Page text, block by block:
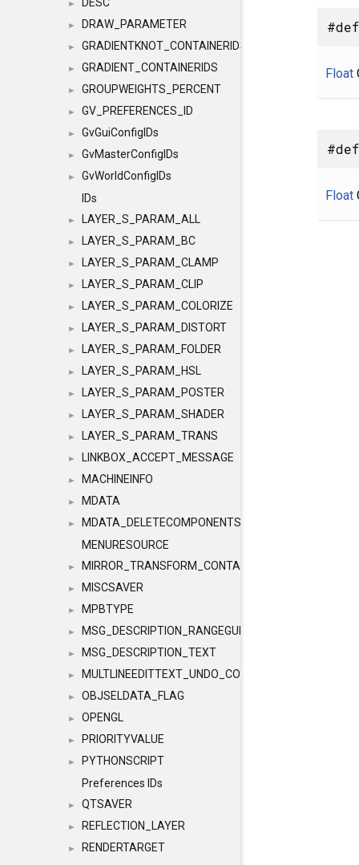
►
► DRAW_PARAMETER
► GRADIENTKNOT_CONTAINERIDS
► GRADIENT_CONTAINERIDS
► GROUPWEIGHTS_PERCENT
► GV_PREFERENCES_ID
► GvGuiConfigIDs
► GvMasterConfigIDs
►
GvWorldConfigIDs
IDs
► LAYER_S_PARAM_ALL
► LAYER_S_PARAM_BC
► LAYER_S_PARAM_CLAMP
► LAYER_S_PARAM_CLIP
► LAYER_S_PARAM_COLORIZE
► LAYER_S_PARAM_DISTORT
► LAYER_S_PARAM_FOLDER
► LAYER_S_PARAM_HSL
► LAYER_S_PARAM_POSTER
► LAYER_S_PARAM_SHADER
► LAYER_S_PARAM_TRANS
► LINKBOX_ACCEPT_MESSAGE
► MACHINEINFO
► MDATA
►
MDATA_DELETECOMPONENTS
MENURESOURCE
► MIRROR_TRANSFORM_CONTAINER
► MISCSAVER
► MPBTYPE
► MSG_DESCRIPTION_RANGEGUI
► MSG_DESCRIPTION_TEXT
► MULTLINEEDITTEXT_UNDO_CONTAINER
► OBJSELDATA_FLAG
► OPENGL
► PRIORITYVALUE
►
PYTHONSCRIPT
Preferences IDs
► QTSAVER
► REFLECTION_LAYER
►
RENDERTARGET
Float
Float